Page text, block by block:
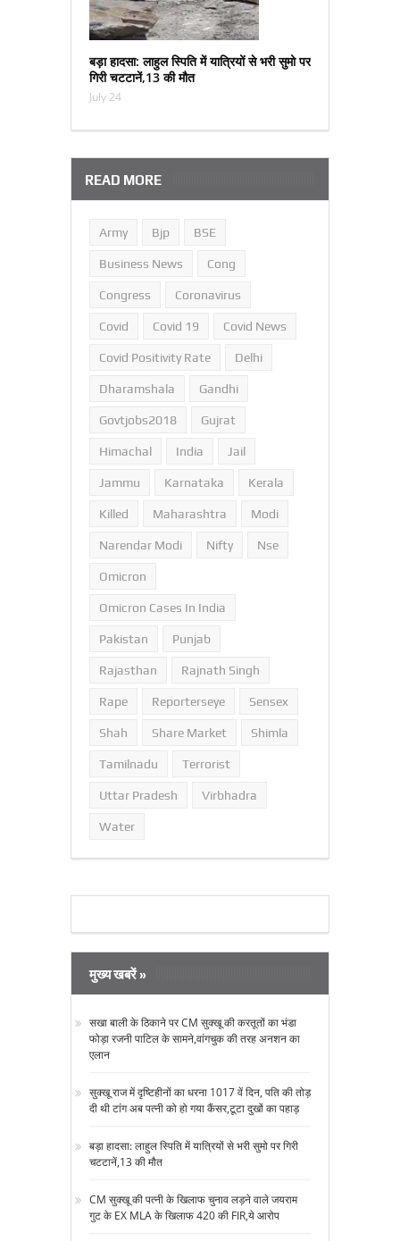
बड़ा हादसा: लाहुल स्पिति में यात्रियों से भरी सुमो पर
गिरी चटटानें,13 की मौत
July 24
READ MORE
Army Bjp BSE
Business News Cong
Congress Coronavirus
Covid Covid 19 Covid News
Covid Positivity Rate Delhi
Dharamshala Gandhi
Govtjobs2018 Gujrat
Himachal India Jail
Jammu Karnataka Kerala
Killed Maharashtra Modi
Narendar Modi Nifty Nse
Omicron
Omicron Cases In India
Pakistan Punjab
Rajasthan Rajnath Singh
Rape Reporterseye Sensex
Shah Share Market Shimla
Tamilnadu Terrorist
Uttar Pradesh Virbhadra
Water
मुख्य खबरें »
सखा बाली के ठिकाने पर CM सुक्‍खू की करतूतों का भंडा
फोड़ा रजनी पाटिल के सामने,वांगचुक की तरह अनशन का
एलान
सुक्‍खू राज में दृष्टिहीनों का धरना 1017 वें दिन, पति की तोड़
दी थी टांग अब पत्‍नी को हो गया कैंसर,टूटा दुखों का पहाड़
बड़ा हादसा: लाहुल स्पिति में यात्रियों से भरी सुमो पर गिरी
चटटानें,13 की मौत
CM सुक्‍खू की पत्‍नी के खिलाफ चुनाव लड़ने वाले जयराम
गुट के EX MLA के खिलाफ 420 की FIR,ये आरोप